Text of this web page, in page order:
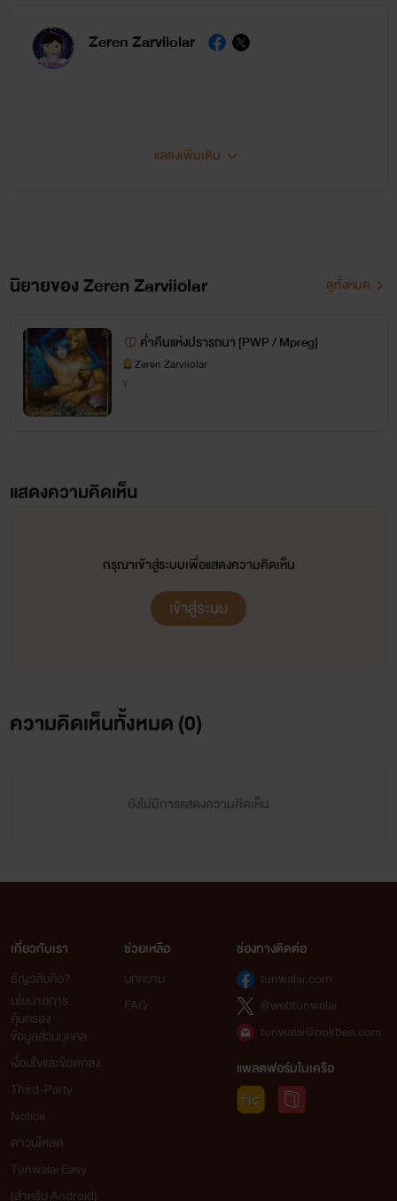
Zeren Zarviiolar
ออนไลน์ซะเลยดีกว่า ไหนๆ ก็จะมีชีวิตอยู่ได้อีกไม่นานแล้วอ่ะนะ ถ้าไม่โพสต์ตอนนี้มันก็คงตายไป
ดีใจมากเลยล่ะค่ะ
ไม่รู้จะเขียนอะไรแล้ว เป็นคนเขียนอะไรไม่ค่อยเก่ง แต่ว่าเรามีความสามารถด้านการเขียนก็เลยเป็น
แสดงเพิ่มเติม
นิยายของ Zeren Zarviiolar ดูทั้งหมด
ค่ำคืนแห่งปรารถนา [PWP / Mpreg]
Zeren Zarviiolar
Y
แสดงความคิดเห็น
กรุณาเข้าสู่ระบบเพื่อแสดงความคิดเห็น
เข้าสู่ระบบ
ความคิดเห็นทั้งหมด (0)
ยังไม่มีการแสดงความคิดเห็น
เกี่ยวกับเรา
ธัญวลัยคือ?
นโยบายการ
คุ้มครอง
ข้อมูลส่วนบุคคล
เงื่อนไขและข้อตกลง
Third-Party
Notice
ดาวน์โหลด
Tunwalai Easy
(สำหรับ Android)
ช่วยเหลือ
บทความ
FAQ
ช่องทางติดต่อ
tunwalai.com
@webtunwalai
tunwalai@ookbee.com
แพลตฟอร์มในเครือ